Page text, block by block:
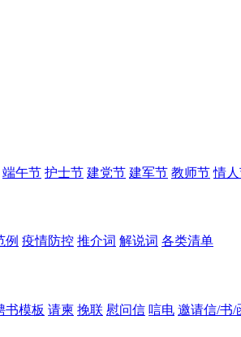
端午节 护士节 建党节 建军节 教师节 情
例 疫情防控 推介词 解说词 各类清单
书模板 请柬 挽联 慰问信 唁电 邀请信/书/